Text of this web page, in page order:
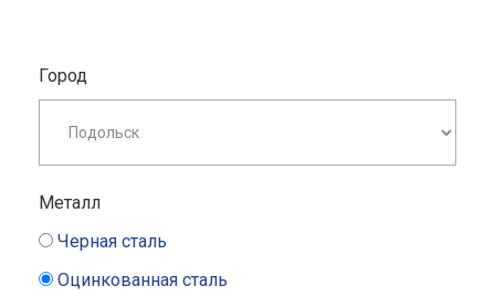
Город
Металл
Черная сталь
Оцинкованная сталь